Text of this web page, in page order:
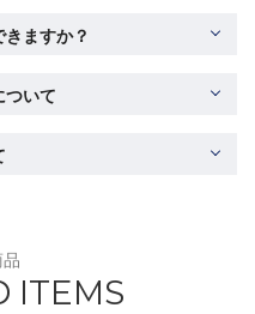
ますか？
ついて
ITEMS